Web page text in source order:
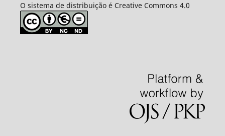
O sistema de distribuição é Creative Commons 4.0